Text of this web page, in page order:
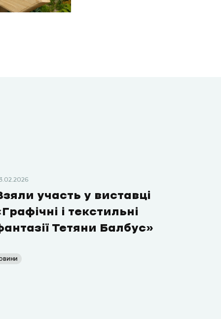
участь у виставці
і текстильні
Тетяни Балбус»